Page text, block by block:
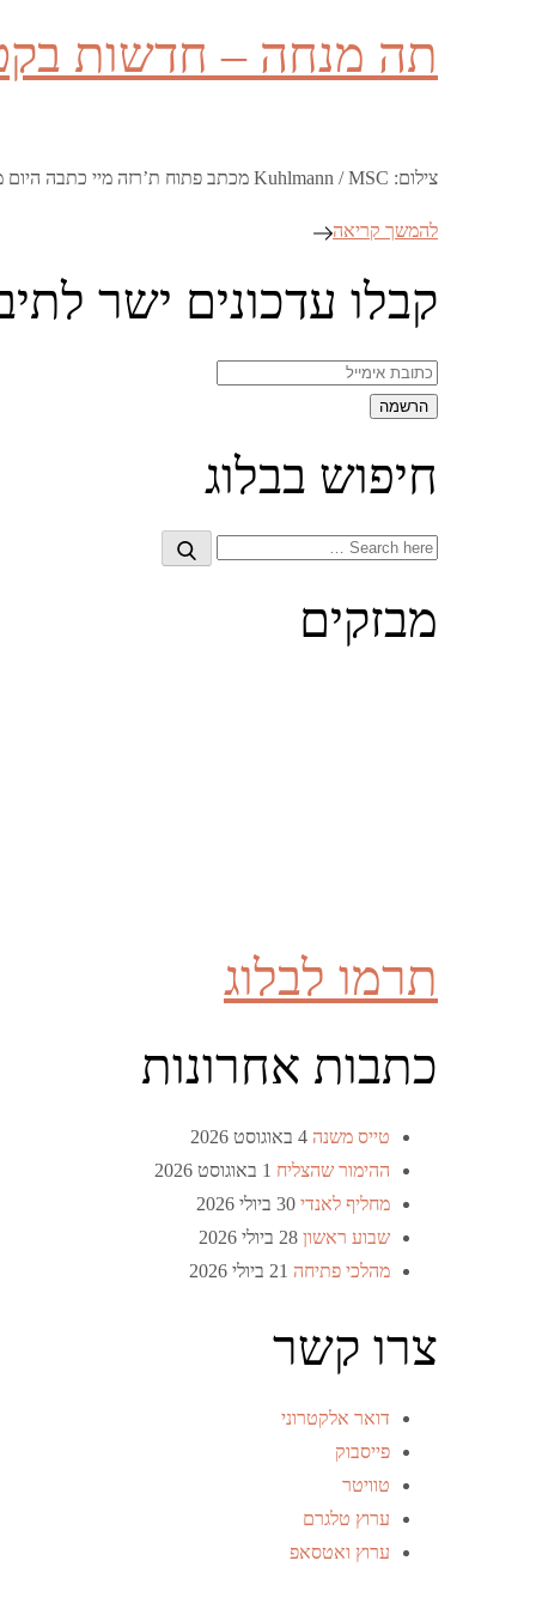
תה מנחה – חדשות
צילום: Kuhlmann / MSC מכתב פתוח ת’רזה מיי כתבה היום מכתב פתוח ל-Mail on Sunday, בו היא הסבירה על הפעם הבאה בה הסכם הברקזיט שלה …
להמשך קריאה
קבלו עדכונים ישר
חיפוש בבלוג
Search
Search
מבזקים
תרמו לבלוג
כתבות אחרונות
טייס משנה 4 באוגוסט 2026
ההימור שהצליח 1 באוגוסט 2026
מחליף לאנדי 30 ביולי 2026
שבוע ראשון 28 ביולי 2026
מהלכי פתיחה 21 ביולי 2026
צרו קשר
דואר אלקטרוני
פייסבוק
טוויטר
ערוץ טלגרם
ערוץ ואטסאפ